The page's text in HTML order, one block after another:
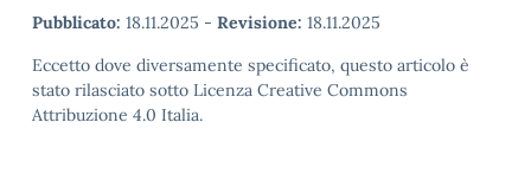
Pubblicato: 18.11.2025 - Revisione: 18.11.2025
Eccetto dove diversamente specificato, questo articolo è
stato rilasciato sotto Licenza Creative Commons
Attribuzione 4.0 Italia.